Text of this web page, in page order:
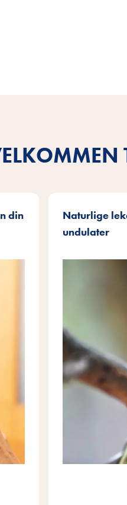
din
Naturlige
undulater